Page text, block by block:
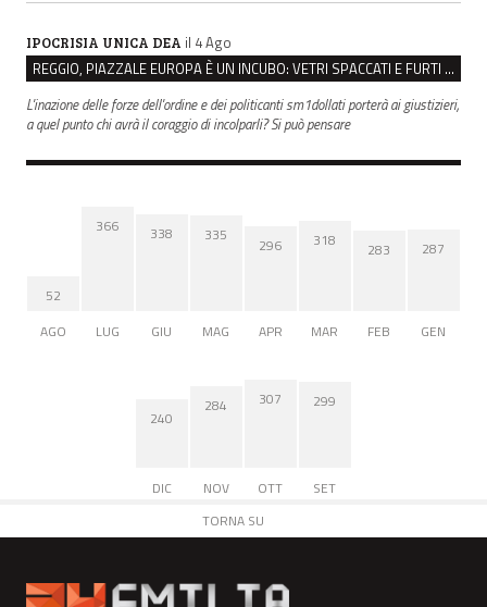
IPOCRISIA UNICA DEA il 4 Ago
REGGIO, PIAZZALE EUROPA È UN INCUBO: VETRI SPACCATI E FURTI SULLE AUTO IN SOSTA
L'inazione delle forze dell'ordine e dei politicanti sm1dollati porterà ai giustizieri,
a quel punto chi avrà il coraggio di incolparli? Si può pensare
52
AGO
366
LUG
338
GIU
335
MAG
296
APR
318
MAR
283
FEB
287
GEN
240
DIC
284
NOV
307
OTT
299
SET
TORNA SU